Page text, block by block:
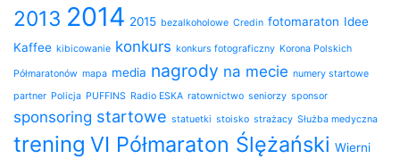
2013 2014 2015 bezalkoholowe Credin fotomaraton Idee
Kaffee kibicowanie konkurs konkurs fotograficzny Korona Polskich
Półmaratonów mapa media nagrody na mecie numery startowe
partner Policja PUFFINS Radio ESKA ratownictwo seniorzy sponsor
sponsoring startowe statuetki stoisko strażacy Służba medyczna
trening VI Półmaraton Ślężański Wierni